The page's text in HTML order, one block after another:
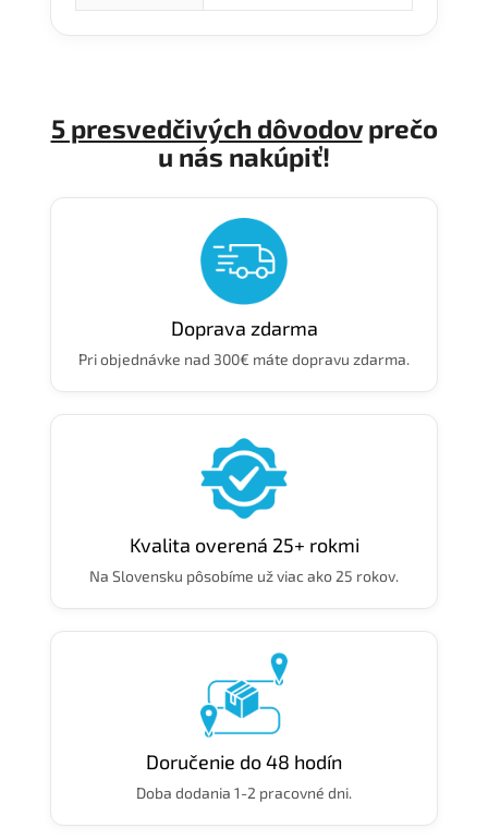
5 presvedčivých dôvodovprečo
u nás nakúpiť!
Doprava zdarma
Pri objednávke nad 300€ máte dopravu zdarma.
Kvalita overená 25+ rokmi
Na Slovensku pôsobíme už viac ako 25 rokov.
Doručenie do 48 hodín
Doba dodania 1-2 pracovné dni.